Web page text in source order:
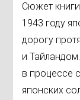
Сюжет
1943 году
дорогу
и
в процессе
японских